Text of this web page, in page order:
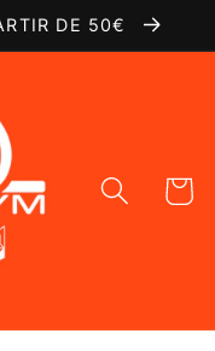
DE 50€
Carrito